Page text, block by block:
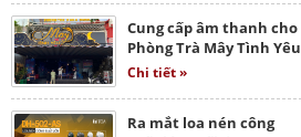
Cung cấp âm thanh cho
Phòng Trà Mây Tình Yêu
Chi tiết »
Ra mắt loa nén công